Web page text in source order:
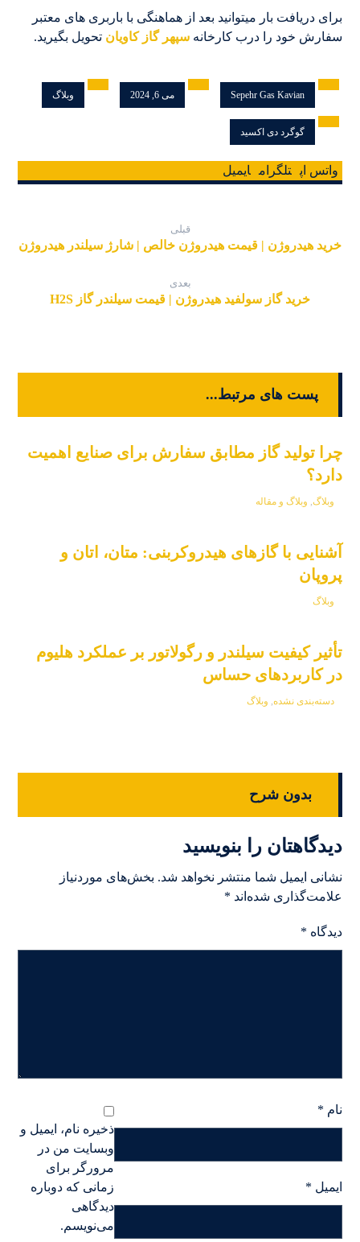
برای دریافت بار میتوانید بعد از هماهنگی با باربری های معتبر
سفارش خود را درب کارخانهسپهر گاز کاویان تحویل بگیرید.
Sepehr Gas Kavian می 6, 2024 وبلاگ
گوگرد دی اکسید
واتس اپ تلگرام ایمیل
قبلی
خرید هیدروژن | قیمت هیدروژن خالص | شارژ سیلندر هیدروژن
بعدی
خرید گاز سولفید هیدروژن | قیمت سیلندر گاز H2S
پست های مرتبط...
چرا تولید گاز مطابق سفارش برای صنایع اهمیت
دارد؟
وبلاگ, وبلاگ و مقاله
آشنایی با گازهای هیدروکربنی: متان، اتان و
پروپان
وبلاگ
تأثیر کیفیت سیلندر و رگولاتور بر عملکرد هلیوم
در کاربردهای حساس
دسته‌بندی نشده, وبلاگ
بدون شرح
دیدگاهتان را بنویسید
نشانی ایمیل شما منتشر نخواهد شد. بخش‌های موردنیاز
علامت‌گذاری شده‌اند *
دیدگاه *
نام *
ایمیل *
ذخیره نام، ایمیل و
وبسایت من در
مرورگر برای
زمانی که دوباره
دیدگاهی
می‌نویسم.